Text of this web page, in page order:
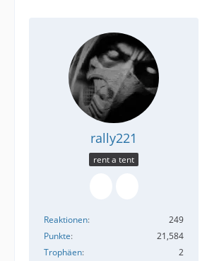
rally221
rent a tent
Reaktionen
249
Punkte
21,584
Trophäen
2